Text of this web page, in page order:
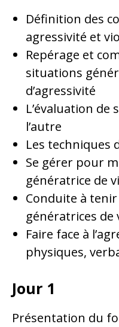
Définition des
agressivité et
Repérage et
situations
d’agressivité
L’évaluation de
l’autre
Les techniques
Se gérer pour
génératrice de
Conduite à
génératrices de
Faire face à
physiques,
Jour 1
Présentation du